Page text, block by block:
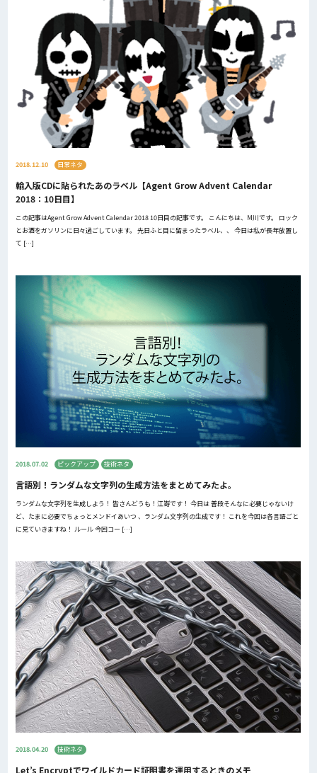
2018.12.10 日常ネタ
輸入版CDに貼られたあのラベル【Agent Grow Advent Calendar
2018：10日目】
この記事はAgent Grow Advent Calendar 2018 10日目の記事です。 こんにちは、M川です。 ロック
とお酒をガソリンに日々過ごしています。 先日ふと目に留まったラベル、、 今日は私が長年放置し
て […]
2018.07.02 ピックアップ 技術ネタ
言語別！ランダムな文字列の生成方法をまとめてみたよ。
ランダムな文字列を生成しよう！ 皆さんどうも！江嵜です！ 今日は 普段そんなに必要じゃないけ
ど、たまに必要でちょっとメンドイあいつ 、ランダム文字列の生成です！ これを今回は各言語ごと
に見ていきますね！ ルール 今回コー […]
2018.04.20 技術ネタ
Let’s Encryptでワイルドカード証明書を運用するときのメモ